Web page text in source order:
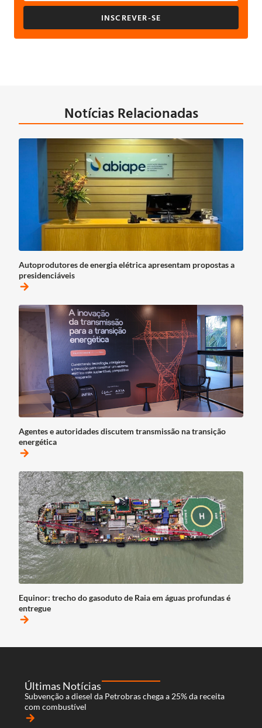
INSCREVER-SE
Notícias Relacionadas
Autoprodutores de energia elétrica apresentam propostas a
presidenciáveis
arrow_forward
Agentes e autoridades discutem transmissão na transição
energética
arrow_forward
Equinor: trecho do gasoduto de Raia em águas profundas é
entregue
arrow_forward
Últimas Notícias
Subvenção a diesel da Petrobras chega a 25% da receita
com combustível
arrow_forward